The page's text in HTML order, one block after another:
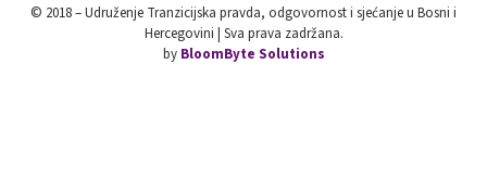
© 2018 – Udruženje Tranzicijska pravda, odgovornost i sjećanje u Bosni i
Hercegovini | Sva prava zadržana.
by BloomByte Solutions